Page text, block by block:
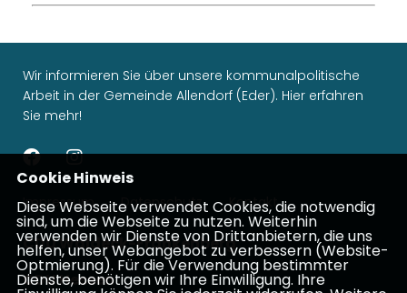
Wir informieren Sie über unsere kommunalpolitische
Arbeit in der Gemeinde Allendorf (Eder). Hier erfahren
Sie mehr!
Impressum Datenschutz Kontakt
CDU Waldeck-Frankenberg
CDU Hessen
Cookie Hinweis
Diese Webseite verwendet Cookies, die notwendig
sind, um die Webseite zu nutzen. Weiterhin
verwenden wir Dienste von Drittanbietern, die uns
helfen, unser Webangebot zu verbessern (Website-
Optmierung). Für die Verwendung bestimmter
Dienste, benötigen wir Ihre Einwilligung. Ihre